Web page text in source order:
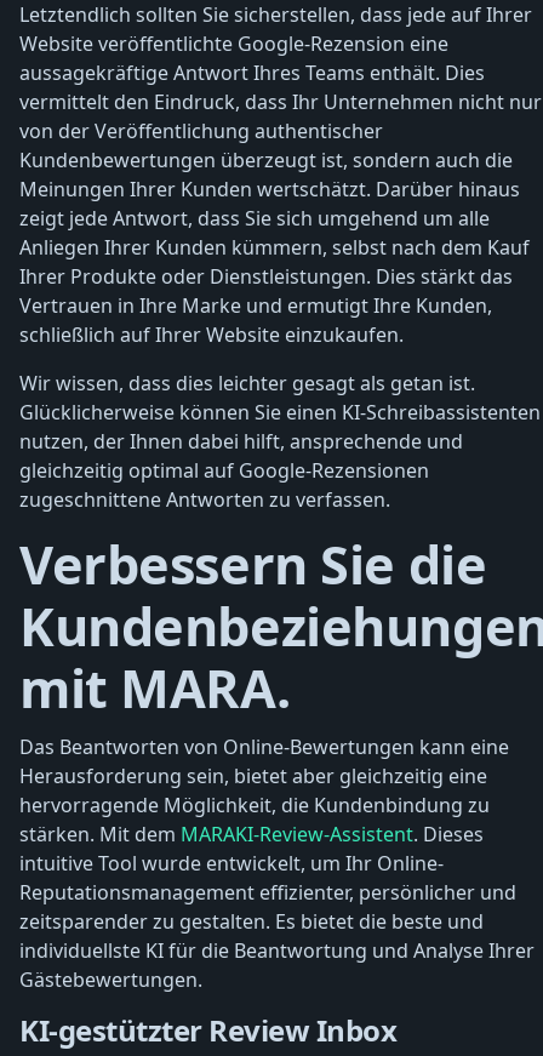
Letztendlich sollten Sie sicherstellen, dass jede auf Ihrer
Website veröffentlichte Google-Rezension eine
aussagekräftige Antwort Ihres Teams enthält. Dies
vermittelt den Eindruck, dass Ihr Unternehmen nicht nur
von der Veröffentlichung authentischer
Kundenbewertungen überzeugt ist, sondern auch die
Meinungen Ihrer Kunden wertschätzt. Darüber hinaus
zeigt jede Antwort, dass Sie sich umgehend um alle
Anliegen Ihrer Kunden kümmern, selbst nach dem Kauf
Ihrer Produkte oder Dienstleistungen. Dies stärkt das
Vertrauen in Ihre Marke und ermutigt Ihre Kunden,
schließlich auf Ihrer Website einzukaufen.
Wir wissen, dass dies leichter gesagt als getan ist.
Glücklicherweise können Sie einen KI-Schreibassistenten
nutzen, der Ihnen dabei hilft, ansprechende und
gleichzeitig optimal auf Google-Rezensionen
zugeschnittene Antworten zu verfassen.
Verbessern Sie die
mit MARA.
Das Beantworten von Online-Bewertungen kann eine
Herausforderung sein, bietet aber gleichzeitig eine
hervorragende Möglichkeit, die Kundenbindung zu
stärken. Mit dem MARAKI-Review-Assistent. Dieses
intuitive Tool wurde entwickelt, um Ihr Online-
Reputationsmanagement effizienter, persönlicher und
zeitsparender zu gestalten. Es bietet die beste und
individuellste KI für die Beantwortung und Analyse Ihrer
Gästebewertungen.
KI-gestützter Review Inbox